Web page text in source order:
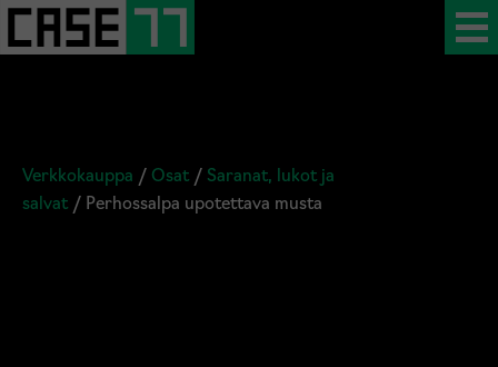
Verkkokauppa / Osat / Saranat, lukot ja
salvat / Perhossalpa upotettava musta